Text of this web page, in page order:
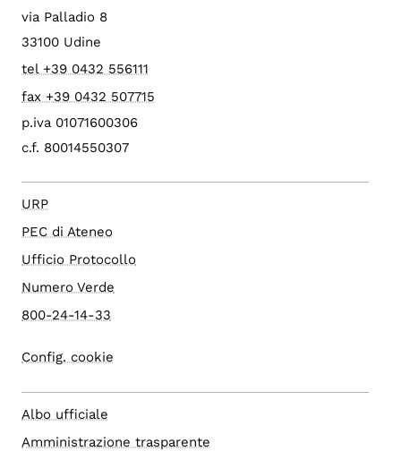
via Palladio 8
33100 Udine
tel +39 0432 556111
fax +39 0432 507715
p.iva 01071600306
c.f. 80014550307
URP
PEC di Ateneo
Ufficio Protocollo
Numero Verde
800-24-14-33
Config. cookie
Albo ufficiale
Amministrazione trasparente